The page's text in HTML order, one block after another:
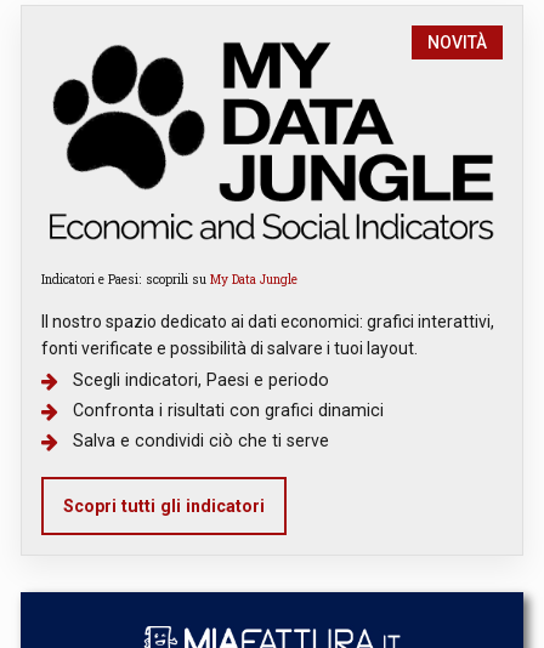
NOVITÀ
Indicatori e Paesi: scoprili su My Data Jungle
Il nostro spazio dedicato ai dati economici: grafici interattivi,
fonti verificate e possibilità di salvare i tuoi layout.
Scegli indicatori, Paesi e periodo
Confronta i risultati con grafici dinamici
Salva e condividi ciò che ti serve
Scopri tutti gli indicatori